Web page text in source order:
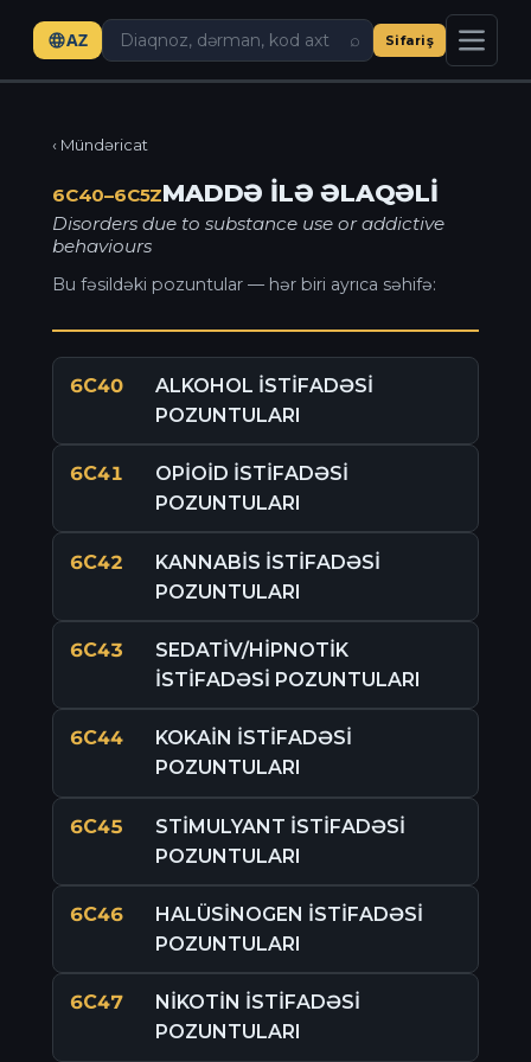
AZ ⌕ Sifariş
‹ Mündəricat
6C40–6C5ZMADDƏ İLƏ ƏLAQƏLİ
Disorders due to substance use or addictive
behaviours
Bu fəsildəki pozuntular — hər biri ayrıca səhifə:
6C40
ALKOHOL İSTİFADƏSİ
POZUNTULARI
6C41
OPİOİD İSTİFADƏSİ
POZUNTULARI
6C42
KANNABİS İSTİFADƏSİ
POZUNTULARI
6C43
SEDATİV/HİPNOTİK
İSTİFADƏSİ POZUNTULARI
6C44
KOKAİN İSTİFADƏSİ
POZUNTULARI
6C45
STİMULYANT İSTİFADƏSİ
POZUNTULARI
6C46
HALÜSİNOGEN İSTİFADƏSİ
POZUNTULARI
6C47
NİKOTİN İSTİFADƏSİ
POZUNTULARI